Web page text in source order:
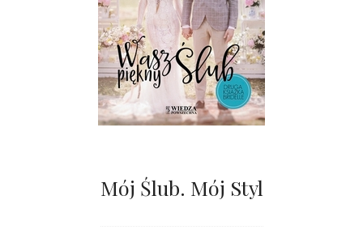
Mój Ślub. Mój Styl